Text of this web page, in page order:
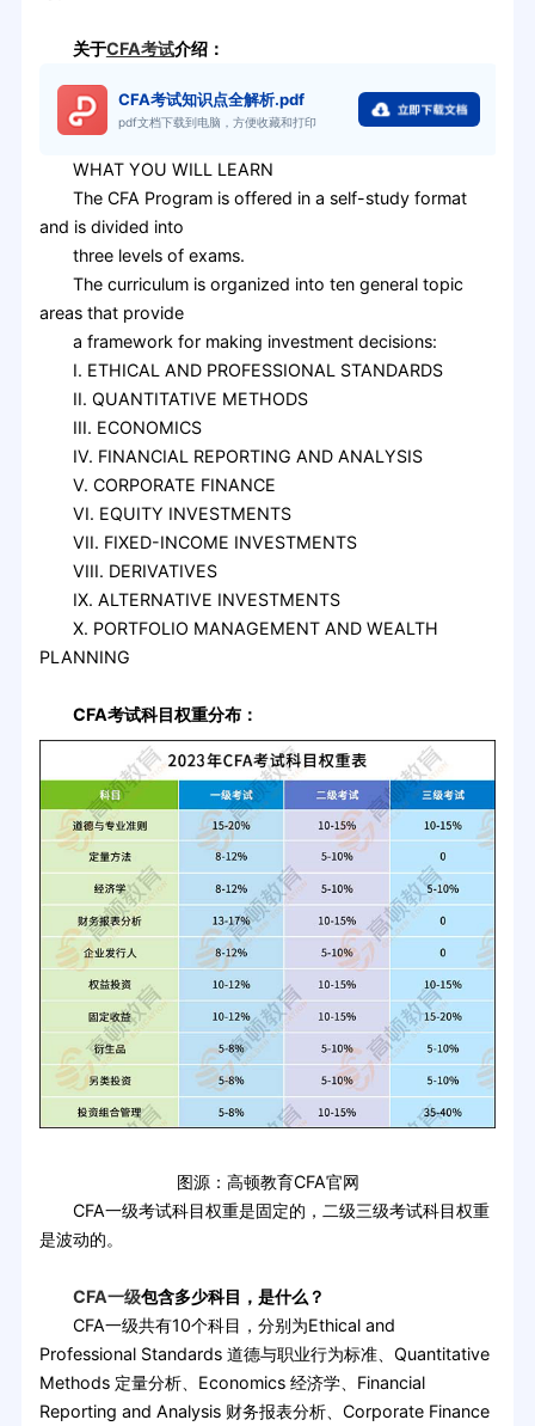
关于CFA考试介绍：
CFA考试知识点全解析.pdf
pdf文档下载到电脑，方便收藏和打印
WHAT YOU WILL LEARN
The CFA Program is offered in a self-study format
and is divided into
three levels of exams.
The curriculum is organized into ten general topic
areas that provide
a framework for making investment decisions:
I. ETHICAL AND PROFESSIONAL STANDARDS
II. QUANTITATIVE METHODS
III. ECONOMICS
IV. FINANCIAL REPORTING AND ANALYSIS
V. CORPORATE FINANCE
VI. EQUITY INVESTMENTS
VII. FIXED-INCOME INVESTMENTS
VIII. DERIVATIVES
IX. ALTERNATIVE INVESTMENTS
X. PORTFOLIO MANAGEMENT AND WEALTH
PLANNING
CFA考试科目权重分布：
图源：高顿教育CFA官网
CFA一级考试科目权重是固定的，二级三级考试科目权重
是波动的。
CFA一级包含多少科目，是什么？
CFA一级共有10个科目，分别为Ethical and
Professional Standards 道德与职业行为标准、Quantitative
Methods 定量分析、Economics 经济学、Financial
Reporting and Analysis 财务报表分析、Corporate Finance